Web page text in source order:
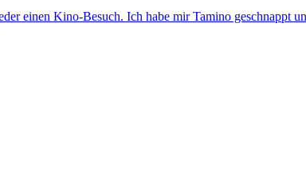
einen Kino-Besuch. Ich habe mir Tamino